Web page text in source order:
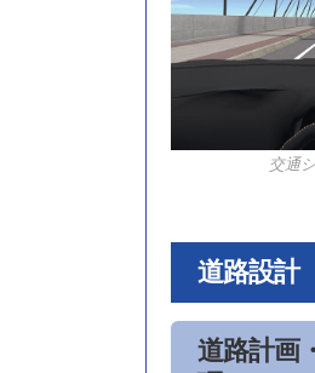
交通
道路設計
道路計画